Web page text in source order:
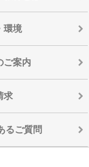
環境
ご案内
求
るご質問